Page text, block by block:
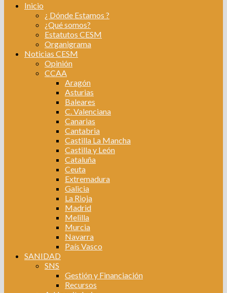
Inicio
¿ Dónde Estamos ?
¿Qué somos?
Estatutos CESM
Organigrama
Noticias CESM
Opinión
CCAA
Aragón
Asturias
Baleares
C. Valenciana
Canarias
Cantabria
Castilla La Mancha
Castilla y León
Cataluña
Ceuta
Extremadura
Galicia
La Rioja
Madrid
Melilla
Murcia
Navarra
País Vasco
SANIDAD
SNS
Gestión y Financiación
Recursos